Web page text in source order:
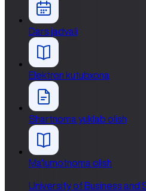
Dars jadvali
Elektron kutubxona
Shartnoma yuklab olish
Ma'lumotnoma olish
University of Business and